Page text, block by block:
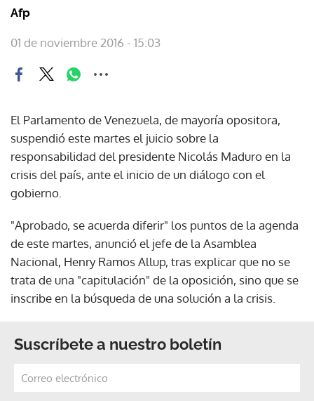
Afp
01 de noviembre 2016 - 15:03
El Parlamento de Venezuela, de mayoría opositora,
suspendió este martes el juicio sobre la
responsabilidad del presidente Nicolás Maduro en la
crisis del país, ante el inicio de un diálogo con el
gobierno.
"Aprobado, se acuerda diferir" los puntos de la agenda
de este martes, anunció el jefe de la Asamblea
Nacional, Henry Ramos Allup, tras explicar que no se
trata de una "capitulación" de la oposición, sino que se
inscribe en la búsqueda de una solución a la crisis.
Suscríbete a nuestro boletín